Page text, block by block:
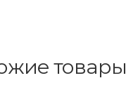
товары